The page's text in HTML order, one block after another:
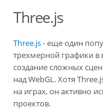
Three.js
Three.js- еще один
трехмерной графики
создание сложных
над WebGL. Хотя
на играх, он активно
проектов.